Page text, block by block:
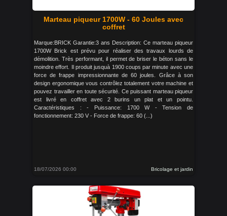
Marteau piqueur 1700W - 60 Joules avec
coffret
Marque:BRICK Garantie:3 ans Description: Ce marteau piqueur
1700W Brick est prévu pour réaliser des travaux lourds de
démolition. Très performant, il permet de briser le béton sans le
moindre effort. Il produit jusquà 1900 coups par minute avec une
force de frappe impressionnante de 60 joules. Grâce à son
design ergonomique vous contrôlez totalement votre machine et
pouvez travailler en toute sécurité. Ce puissant marteau piqueur
est livré en coffret avec 2 burins un plat et un pointu.
Caractéristiques : - Puissance: 1700 W - Tension de
fonctionnement: 230 V - Force de frappe: 60 (...)
18/07/2026 00:00 Bricolage et jardin